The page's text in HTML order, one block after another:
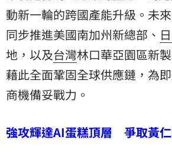
動新一輪的跨國產能升級。未
同步推進美國南加州新總部、
地，以及台灣林口華亞園區新
藉此全面鞏固全球供應鏈，為
商機備妥戰力。
強攻輝達AI蛋糕頂層 爭取黃